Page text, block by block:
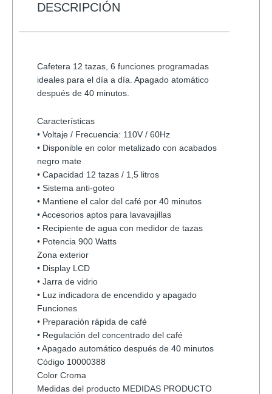
DESCRIPCIÓN
Cafetera 12 tazas, 6 funciones programadas
ideales para el día a día. Apagado atomático
después de 40 minutos.
Características
• Voltaje / Frecuencia: 110V / 60Hz
• Disponible en color metalizado con acabados
negro mate
• Capacidad 12 tazas / 1,5 litros
• Sistema anti-goteo
• Mantiene el calor del café por 40 minutos
• Accesorios aptos para lavavajillas
• Recipiente de agua con medidor de tazas
• Potencia 900 Watts
Zona exterior
• Display LCD
• Jarra de vidrio
• Luz indicadora de encendido y apagado
Funciones
• Preparación rápida de café
• Regulación del concentrado del café
• Apagado automático después de 40 minutos
Código 10000388
Color Croma
Medidas del producto MEDIDAS PRODUCTO